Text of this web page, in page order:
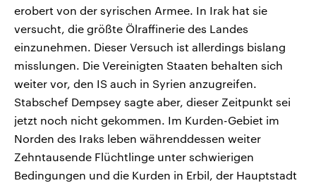
erobert von der syrischen Armee. In Irak hat sie
versucht, die größte Ölraffinerie des Landes
einzunehmen. Dieser Versuch ist allerdings bislang
misslungen. Die Vereinigten Staaten behalten sich
weiter vor, den IS auch in Syrien anzugreifen.
Stabschef Dempsey sagte aber, dieser Zeitpunkt sei
jetzt noch nicht gekommen. Im Kurden-Gebiet im
Norden des Iraks leben währenddessen weiter
Zehntausende Flüchtlinge unter schwierigen
Bedingungen und die Kurden in Erbil, der Hauptstadt